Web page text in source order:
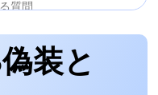
質問
装と